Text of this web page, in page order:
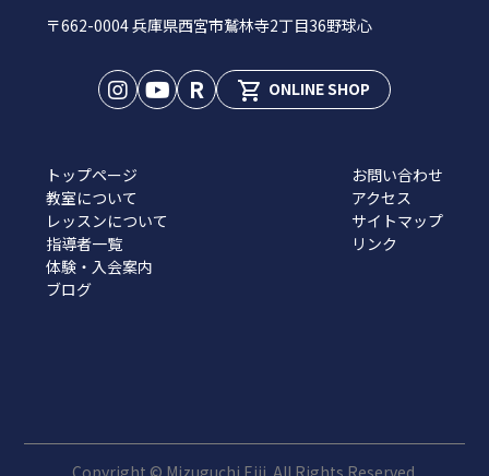
〒662-0004 兵庫県西宮市鷲林寺2丁目36野球心
R shopping_cart ONLINE SHOP
トップページ
教室について
レッスンについて
指導者一覧
体験・入会案内
ブログ
お問い合わせ
アクセス
サイトマップ
リンク